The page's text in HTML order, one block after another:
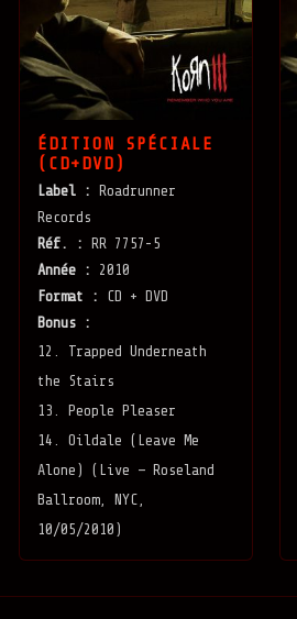
ÉDITION SPÉCIALE
(CD+DVD)
Label : Roadrunner
Records
Réf. : RR 7757-5
Année : 2010
Format : CD + DVD
Bonus :
12. Trapped Underneath
the Stairs
13. People Pleaser
14. Oildale (Leave Me
Alone) (Live — Roseland
Ballroom, NYC,
10/05/2010)